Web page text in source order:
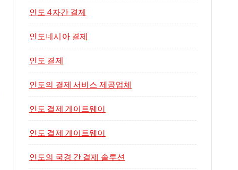
인도 4자간 결제
인도네시아 결제
인도 결제
인도의 결제 서비스 제공업체
인도 결제 게이트웨이
인도 결제 게이트웨이
인도의 국경 간 결제 솔루션